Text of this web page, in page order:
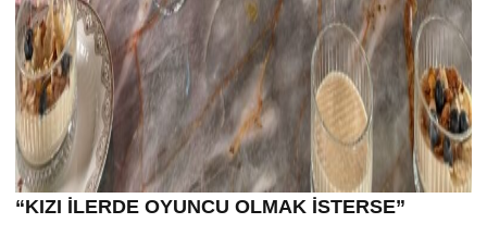
“KIZI İLERDE OYUNCU OLMAK İSTERSE”